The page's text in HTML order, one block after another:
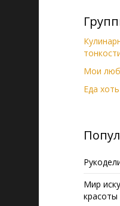
Мои
Еда
Мир
красоты